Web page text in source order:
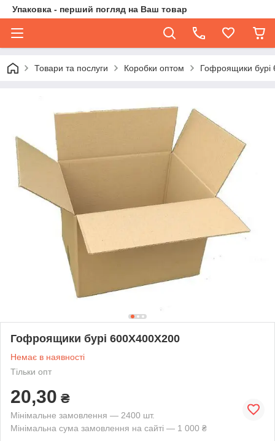
Упаковка - перший погляд на Ваш товар
Товари та послуги Коробки оптом Гофроящики бурі
Гофроящики бурі 600Х400Х200
Немає в наявності
Тільки опт
20,30 ₴
Мінімальне замовлення — 2400 шт.
Мінімальна сума замовлення на сайті — 1 000 ₴